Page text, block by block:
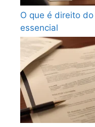
O que é direito
essencial